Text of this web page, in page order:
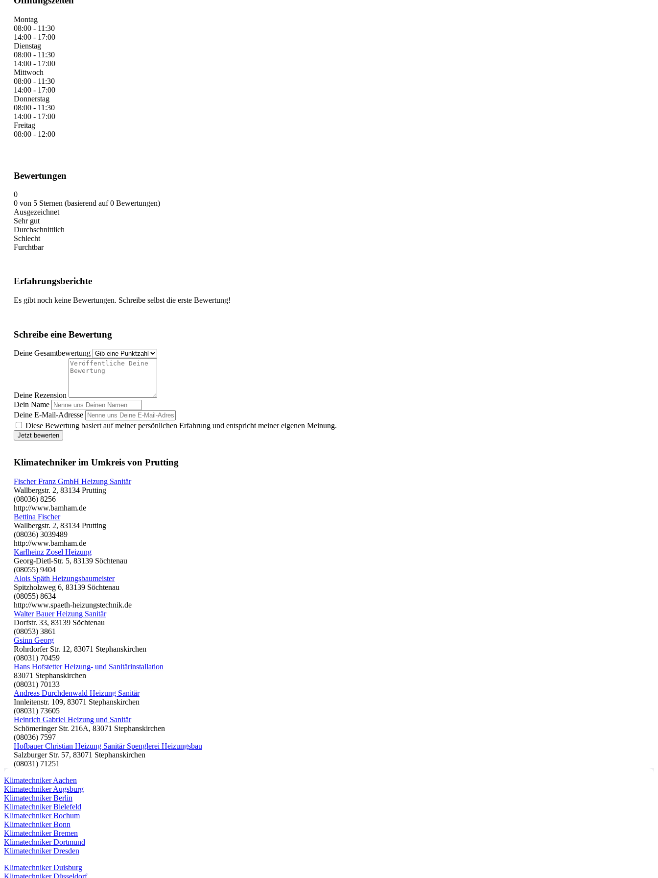
Montag
08:00 - 11:30
14:00 - 17:00
Dienstag
08:00 - 11:30
14:00 - 17:00
Mittwoch
08:00 - 11:30
14:00 - 17:00
Donnerstag
08:00 - 11:30
14:00 - 17:00
Freitag
08:00 - 12:00
Bewertungen
0
0 von 5 Sternen (basierend auf 0 Bewertungen)
Ausgezeichnet
Sehr gut
Durchschnittlich
Schlecht
Furchtbar
Erfahrungsberichte
Es gibt noch keine Bewertungen. Schreibe selbst die erste Bewertung!
Schreibe eine Bewertung
Deine Gesamtbewertung
Deine Rezension
Dein Name
Deine E-Mail-Adresse
Diese Bewertung basiert auf meiner persönlichen Erfahrung und entspricht meiner eigenen Meinung.
Jetzt bewerten
Klimatechniker im Umkreis von Prutting
Fischer Franz GmbH Heizung Sanitär
Wallbergstr. 2, 83134 Prutting
(08036) 8256
http://www.bamham.de
Bettina Fischer
Wallbergstr. 2, 83134 Prutting
(08036) 3039489
http://www.bamham.de
Karlheinz Zosel Heizung
Georg-Dietl-Str. 5, 83139 Söchtenau
(08055) 9404
Alois Späth Heizungsbaumeister
Spitzholzweg 6, 83139 Söchtenau
(08055) 8634
http://www.spaeth-heizungstechnik.de
Walter Bauer Heizung Sanitär
Dorfstr. 33, 83139 Söchtenau
(08053) 3861
Gsinn Georg
Rohrdorfer Str. 12, 83071 Stephanskirchen
(08031) 70459
Hans Hofstetter Heizung- und Sanitärinstallation
83071 Stephanskirchen
(08031) 70133
Andreas Durchdenwald Heizung Sanitär
Innleitenstr. 109, 83071 Stephanskirchen
(08031) 73605
Heinrich Gabriel Heizung und Sanitär
Schömeringer Str. 216A, 83071 Stephanskirchen
(08036) 7597
Hofbauer Christian Heizung Sanitär Spenglerei Heizungsbau
Salzburger Str. 57, 83071 Stephanskirchen
(08031) 71251
Klimatechniker Aachen
Klimatechniker Augsburg
Klimatechniker Berlin
Klimatechniker Bielefeld
Klimatechniker Bochum
Klimatechniker Bonn
Klimatechniker Bremen
Klimatechniker Dortmund
Klimatechniker Dresden
Klimatechniker Duisburg
Klimatechniker Düsseldorf